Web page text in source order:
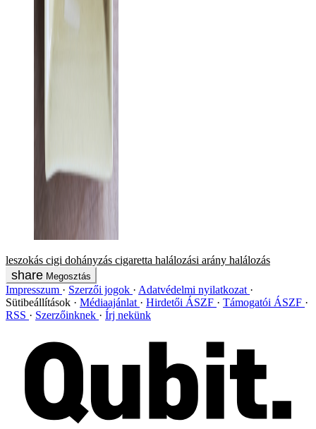
leszokás cigi dohányzás cigaretta halálozási arány halálozás
Megosztás
Impresszum Szerzői jogok
Adatvédelmi nyilatkozat
Sütibeállítások
Médiaajánlat Hirdetői ÁSZF
Támogatói ÁSZF
RSS
Szerzőinknek Írj nekünk